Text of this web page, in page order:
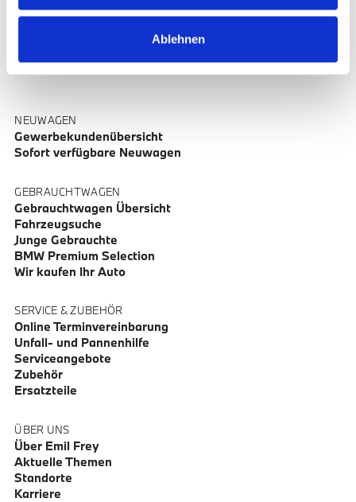
Ablehnen
NEUWAGEN
Gewerbekundenübersicht
Sofort verfügbare Neuwagen
GEBRAUCHTWAGEN
Gebrauchtwagen Übersicht
Fahrzeugsuche
Junge Gebrauchte
BMW Premium Selection
Wir kaufen Ihr Auto
SERVICE & ZUBEHÖR
Online Terminvereinbarung
Unfall- und Pannenhilfe
Serviceangebote
Zubehör
Ersatzteile
ÜBER UNS
Über Emil Frey
Aktuelle Themen
Standorte
Karriere